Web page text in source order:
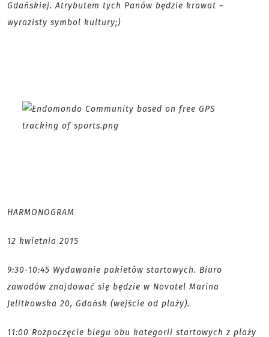
Gdańskiej. Atrybutem tych Panów będzie krawat –
wyrazisty symbol kultury;)
HARMONOGRAM
12 kwietnia 2015
9:30-10:45 Wydawanie pakietów startowych. Biuro
zawodów znajdować się będzie w Novotel Marina
Jelitkowska 20, Gdańsk (wejście od plaży).
11:00 Rozpoczęcie biegu obu kategorii startowych z plaży